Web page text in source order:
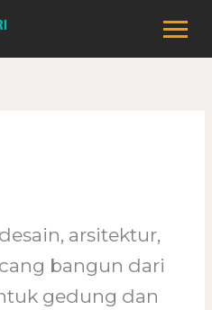
arsitektur,
bangun dari
gedung dan